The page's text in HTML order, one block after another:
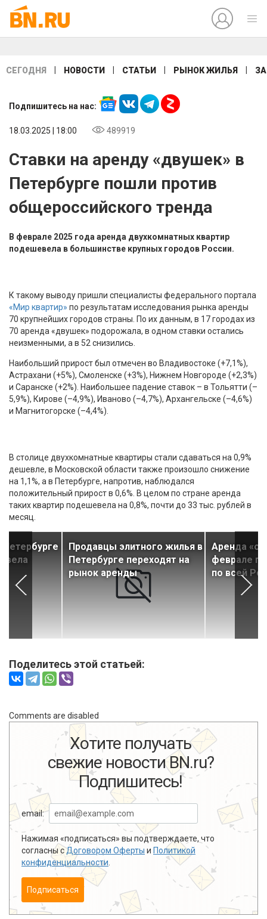
СЕГОДНЯ НОВОСТИ СТАТЬИ РЫНОК ЖИЛЬЯ
Подпишитесь на нас:
18.03.2025 | 18:00 489919
Ставки на аренду «двушек» в
Петербурге пошли против
общероссийского тренда
В феврале 2025 года аренда двухкомнатных квартир
подешевела в большинстве крупных городов России.
К такому выводу пришли специалисты федерального портала
«Мир квартир» по результатам исследования рынка аренды
70 крупнейших городов страны. По их данным, в 17 городах из
70 аренда «двушек» подорожала, в одном ставки остались
неизменными, а в 52 снизились.
Наибольший прирост был отмечен во Владивостоке (+7,1%),
Астрахани (+5%), Смоленске (+3%), Нижнем Новгороде (+2,3%)
и Саранске (+2%). Наибольшее падение ставок – в Тольятти (–
5,9%), Кирове (–4,9%), Иваново (–4,7%), Архангельске (–4,6%)
и Магнитогорске (–4,4%).
В столице двухкомнатные квартиры стали сдаваться на 0,9%
дешевле, в Московской области также произошло снижение
на 1,1%, а в Петербурге, напротив, наблюдался
положительный прирост в 0,6%. В целом по стране аренда
таких квартир подешевела на 0,8%, почти до 33 тыс. рублей в
месяц.
Продавцы элитного жилья в
Петербурге переходят на
рынок аренды
Аренда
феврале
по всей
Поделитесь этой статьей:
Comments are disabled
Хотите получать
свежие новости BN.ru?
Подпишитесь!
email:
Нажимая «подписаться» вы подтверждаете, что
согласны сДоговором Оферты и Политикой
конфиденциальности
Подписаться